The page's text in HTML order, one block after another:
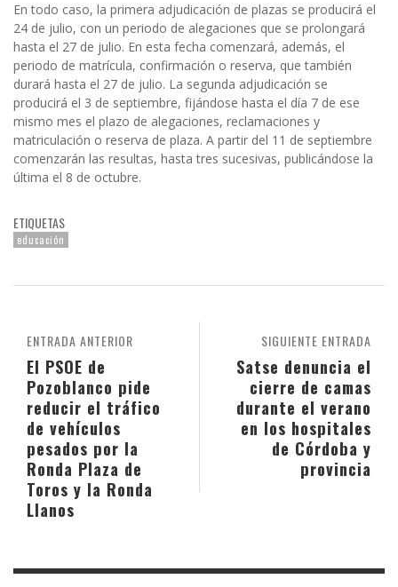
En todo caso, la primera adjudicación de plazas se producirá el
24 de julio, con un periodo de alegaciones que se prolongará
hasta el 27 de julio. En esta fecha comenzará, además, el
periodo de matrícula, confirmación o reserva, que también
durará hasta el 27 de julio. La segunda adjudicación se
producirá el 3 de septiembre, fijándose hasta el día 7 de ese
mismo mes el plazo de alegaciones, reclamaciones y
matriculación o reserva de plaza. A partir del 11 de septiembre
comenzarán las resultas, hasta tres sucesivas, publicándose la
última el 8 de octubre.
ETIQUETAS
educación
SIGUIENTE ENTRADA
Satse denuncia el
cierre de camas
durante el verano
en los hospitales
de Córdoba y
provincia
ENTRADA ANTERIOR
El PSOE de
Pozoblanco pide
reducir el tráfico
de vehículos
pesados por la
Ronda Plaza de
Toros y la Ronda
Llanos